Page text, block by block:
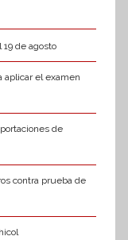
de agosto
aplicar el examen
de
contra prueba de